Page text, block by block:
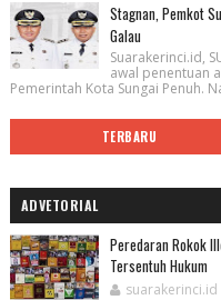
Stagnan, Pemkot
Galau
Suarakerinci.id,
awal penentuan
Pemerintah Kota Sungai Penuh.
TERBARU
ADVETORIAL
Peredaran Rokok
Tersentuh Hukum
suarakerinci.id